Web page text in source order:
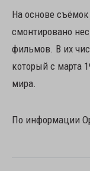
На основе
смонтировано
фильмов. В их
который с марта
мира.
По информации